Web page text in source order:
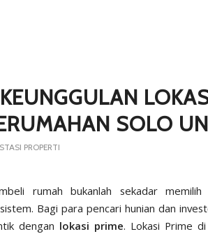
SOLO
PROPERTI
rumah bukanlah sekadar memilih
Bagi para pencari hunian dan
dengan lokasi prime. Lokasi Prime